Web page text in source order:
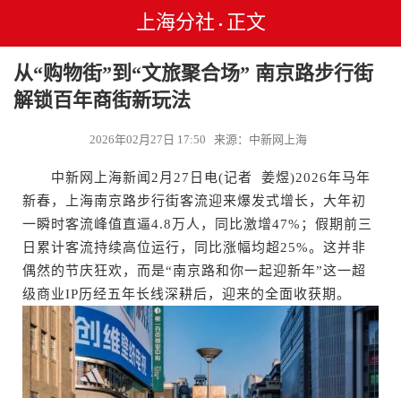
上海分社 • 正文
从“购物街”到“文旅聚合场” 南京路步行街
解锁百年商街新玩法
2026年02月27日 17:50 来源：中新网上海
中新网上海新闻2月27日电(记者 姜煜)2026年马年
新春，上海南京路步行街客流迎来爆发式增长，大年初
一瞬时客流峰值直逼4.8万人，同比激增47%；假期前三
日累计客流持续高位运行，同比涨幅均超25%。这并非
偶然的节庆狂欢，而是“南京路和你一起迎新年”这一超
级商业IP历经五年长线深耕后，迎来的全面收获期。